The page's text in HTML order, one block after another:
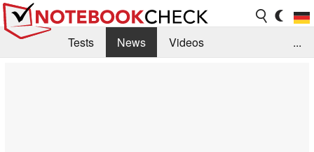
Tests News
Videos
...